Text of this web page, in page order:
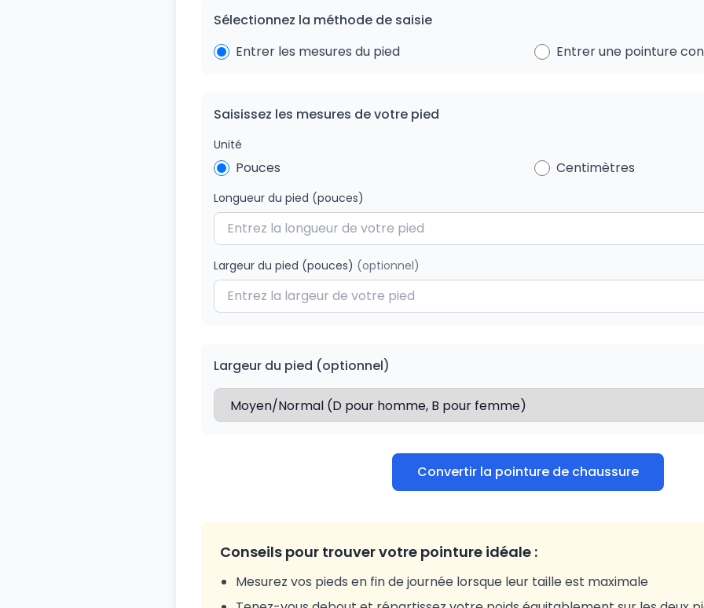
Sélectionnez la méthode de saisie
Entrer les mesures du pied
Entrer une pointure
Saisissez les mesures de votre pied
Unité
Pouces Centimètres
Longueur du pied (pouces)
Largeur du pied (pouces) (optionnel)
Largeur du pied (optionnel)
Convertir la pointure de chaussure
Conseils pour trouver votre pointure idéale :
Mesurez vos pieds en fin de journée lorsque leur taille est maximale